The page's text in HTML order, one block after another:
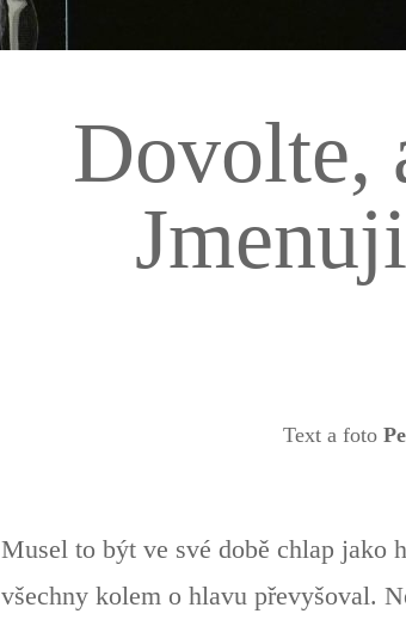
Dovolte,
Text a foto
Musel to být ve své době chlap jako
všechny kolem o hlavu převyšoval.